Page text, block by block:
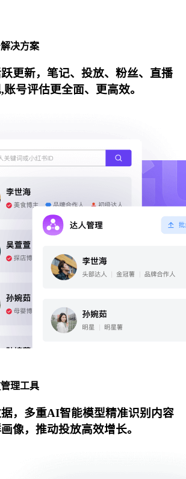
决方案
更新，笔记、投放、粉丝、直播
号评估更全面、更高效。
理工具
，多重AI智能模型精准识别内容
像，推动投放高效增长。